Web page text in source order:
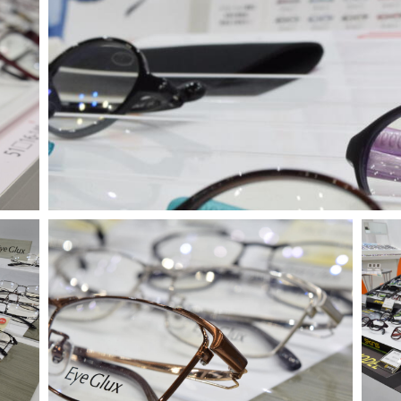
い合わせ・ご意見はこちらからお願いいたしま
代表 / 営業・企画・総務・経理
TEL：0776-89-1370 FAX：0776-89-1375